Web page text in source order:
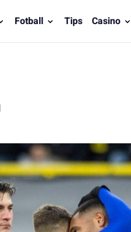
Fotball Tips Casino